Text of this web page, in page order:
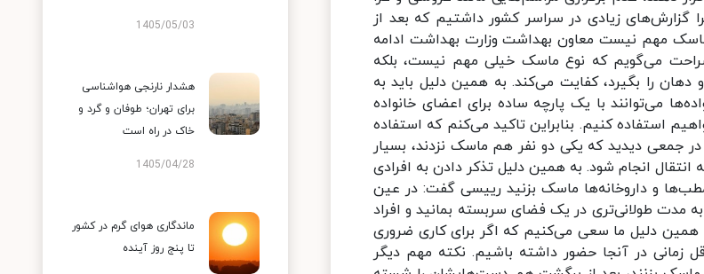
1405/05/03
هشدار نارنجی هواشناسی
برای تهران؛ طوفان و گرد و
خاک در راه است
1405/04/28
ماندگاری هوای گرم در کشور
تا پنج روز آینده